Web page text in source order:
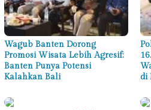
Wagub Banten Dorong
Promosi Wisata Lebih Agresif:
Banten Punya Potensi
Kalahkan Bali
di